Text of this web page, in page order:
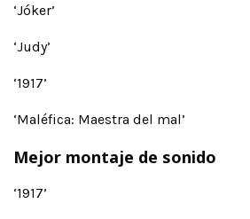
‘Jóker’
‘Judy’
‘1917’
‘Maléfica: Maestra del mal’
Mejor montaje de sonido
‘1917’